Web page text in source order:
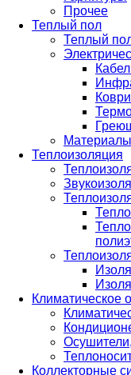
Прочее
Теплый пол
Теплый
Теплоизоляция
Климатическое
Коллекторные